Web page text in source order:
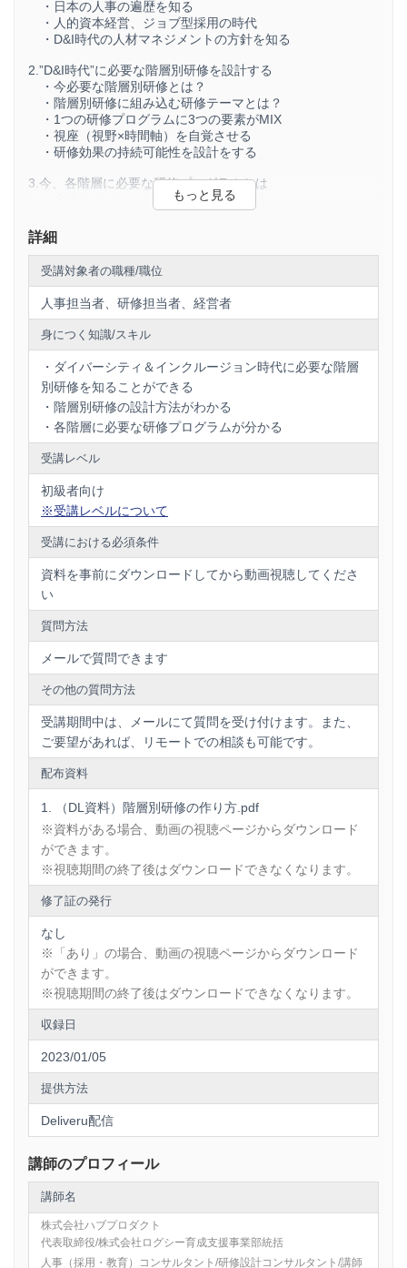
・日本の人事の遍歴を知る
・人的資本経営、ジョブ型採用の時代
・D&I時代の人材マネジメントの方針を知る
2.”D&I時代”に必要な階層別研修を設計する
・今必要な階層別研修とは？
・階層別研修に組み込む研修テーマとは？
・1つの研修プログラムに3つの要素がMIX
・視座（視野×時間軸）を自覚させる
・研修効果の持続可能性を設計をする
3.今、各階層に必要な研修プログラムとは
・一般社員向けプログラム
・リーダー向けプログラム
・管理職向けプログラム
・上級管理職向けプログラム
詳細
受講対象者の職種/職位
人事担当者、研修担当者、経営者
身につく知識/スキル
・ダイバーシティ＆インクルージョン時代に必要な階層
別研修を知ることができる
・階層別研修の設計方法がわかる
・各階層に必要な研修プログラムが分かる
受講レベル
初級者向け
※受講レベルについて
受講における必須条件
資料を事前にダウンロードしてから動画視聴してくださ
い
質問方法
メールで質問できます
その他の質問方法
受講期間中は、メールにて質問を受け付けます。また、
ご要望があれば、リモートでの相談も可能です。
配布資料
（DL資料）階層別研修の作り方.pdf
※資料がある場合、動画の視聴ページからダウンロード
ができます。
※視聴期間の終了後はダウンロードできなくなります。
修了証の発行
なし
※「あり」の場合、動画の視聴ページからダウンロード
ができます。
※視聴期間の終了後はダウンロードできなくなります。
収録日
2023/01/05
提供方法
Deliveru配信
講師のプロフィール
講師名
株式会社ハブプロダクト
代表取締役/株式会社ログシー育成支援事業部統括
人事（採用・教育）コンサルタント/研修設計コンサルタント/講師